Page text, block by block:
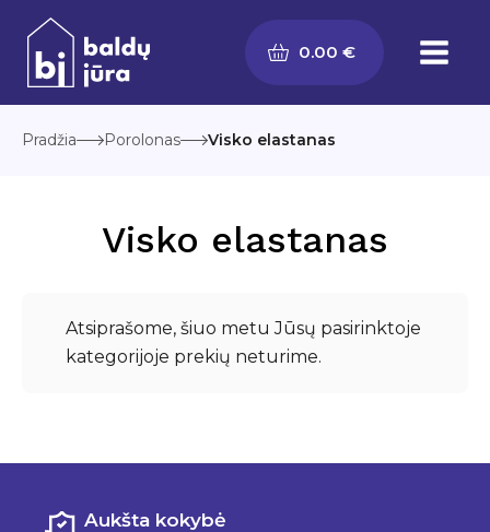
Pereiti
prie
turinio
0.00 €
Pradžia Porolonas Visko elastanas
Visko elastanas
Atsiprašome, šiuo metu Jūsų pasirinktoje
kategorijoje prekių neturime.
Aukšta kokybė